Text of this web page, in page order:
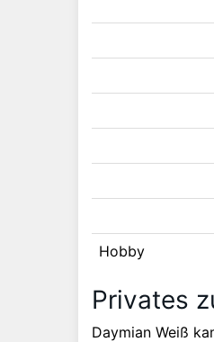
Hobby
Privates
Daymian Weiß